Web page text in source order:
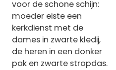
voor de schone schijn:
moeder eiste een
kerkdienst met de
dames in zwarte kledij,
de heren in een donker
pak en zwarte stropdas.